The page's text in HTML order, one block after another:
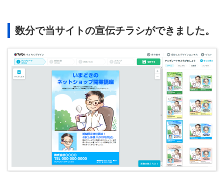
数分で当サイトの宣伝チラシができました。